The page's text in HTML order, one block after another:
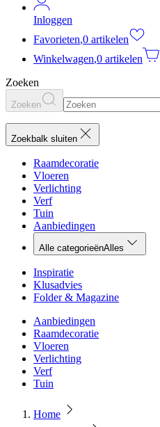
Inloggen
Favorieten,0 artikelen
Winkelwagen,0 artikelen
Zoeken
Zoeken
Zoekbalk sluiten
Raamdecoratie
Vloeren
Verlichting
Verf
Tuin
Aanbiedingen
Alle categorieënAlles
Inspiratie
Klusadvies
Folder & Magazine
Aanbiedingen
Raamdecoratie
Vloeren
Verlichting
Verf
Tuin
Home